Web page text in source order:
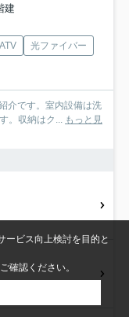
建
光ファイバー
介です。室内設備は洗
。収納はク...
もっと見
ービス向上検討を目的と
確認ください。